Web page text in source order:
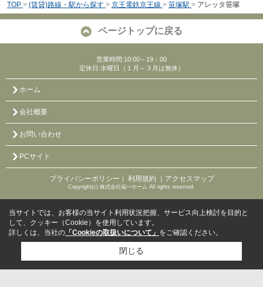
TOP > (賃貸)路線・駅から探す > 京王電鉄京王線 > 笹塚駅 > アレッタ笹塚
ページトップに戻る
営業時間:10:00～19：00
定休日:水曜日（１月～３月は無休）
ホーム
会社概要
お問い合わせ
PCサイト
プライバシーポリシー ｜ 利用規約 ｜アクセスマップ
Copyright(c) 株式会社福一ホーム All rights reserved.
当サイトでは、お客様の当サイト利用状況把握、サービス向上検討を目的と
して、クッキー（Cookie）を使用しています。
詳しくは、当社の 「Cookieの取扱いについて」 をご確認ください。
閉じる